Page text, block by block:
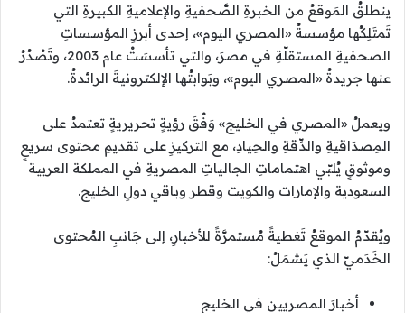
ينطلقُ المَوقعُ من الخبرةِ الصَّحفيةِ والإعلاميةِ الكبيرةِ التي
تَمتَلِكُها مؤسسةُ «المصري اليوم»، إحدى أبرزِ المؤسساتِ
الصحفيةِ المستقلّةِ في مصرَ، والتي تأسسَتْ عام 2003، وتَصْدُرُ
عنها جريدةُ «المصري اليوم»، وبَوابتُها الإلكترونيةَ الرائدةُ.
ويعملُ «المصري في الخليج» وَفْقَ رؤيةٍ تحريريةٍ تعتمدُ على
المِصدَاقيةِ والدِّقةِ والحِيادِ، مع التركيزِ على تقديمِ محتوى سريعٍ
وموثوقٍ يُلبّي اهتماماتِ الجالياتِ المصريةِ في المملكة العربية
السعودية والإمارات والكويت وقطر وباقي دولِ الخليج.
ويُقدّمُ الموقعُ تَغطيةً مُستمرَّةً للأخبارِ، إلى جَانبِ المُحتوى
الخَدَميّ الذي يَشمَلُ:
أخبارَ المصريين في الخليج